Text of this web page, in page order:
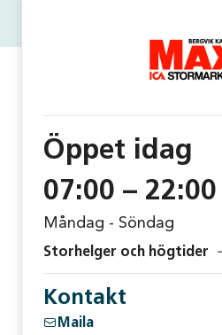
Öppet idag
07:00 – 22:00
Måndag - Söndag
Storhelger och högtider
Kontakt
Maila